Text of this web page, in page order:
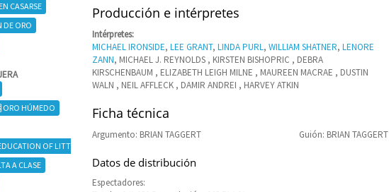
CASARSE
DE ORO
ORO HÚMEDO
OF LITTLE TREE)
A CLASE
Producción e intérpretes
Intérpretes:
MICHAEL IRONSIDE, LEE GRANT, LINDA PURL, WILLIAM SHATNER, LENORE
ZANN, MICHAEL J. REYNOLDS , KIRSTEN BISHOPRIC , DEBRA
KIRSCHENBAUM , ELIZABETH LEIGH MILNE , MAUREEN MACRAE , DUSTIN
WALN , NEIL AFFLECK , DAMIR ANDREI , HARVEY ATKIN
Ficha técnica
Argumento: BRIAN TAGGERT Guión: BRIAN TAGGERT
Datos de distribución
Espectadores: